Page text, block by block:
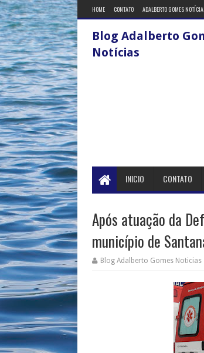
HOME CONTATO ADALBERTO GOMES
Blog Adalberto
Notícias
INICIO CONTATO
Após atuação da
município de
Blog Adalberto Gomes Noticias